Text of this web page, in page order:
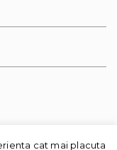
cat mai placuta